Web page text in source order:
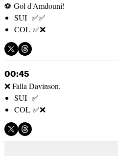
⚽ Gol d'Amdouni!
SUI ✅✅
COL ✅❌
00:45
❌ Falla Davinson.
SUI ✅
COL ✅❌